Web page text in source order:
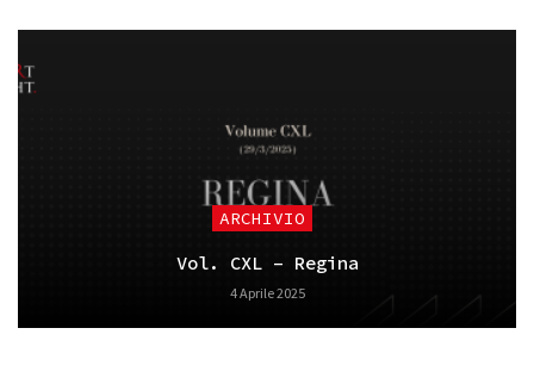
ARCHIVIO
Vol. CXL – Regina
4 Aprile 2025